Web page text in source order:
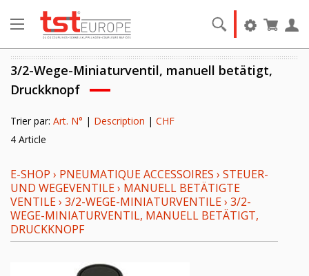
3/2-Wege-Miniaturventil, manuell betätigt,
Druckknopf
Trier par: Art. N° | Description | CHF
4 Article
E-SHOP › PNEUMATIQUE ACCESSOIRES › STEUER-
UND WEGEVENTILE› MANUELL BETÄTIGTE
VENTILE› 3/2-WEGE-MINIATURVENTILE› 3/2-
WEGE-MINIATURVENTIL, MANUELL BETÄTIGT,
DRUCKKNOPF